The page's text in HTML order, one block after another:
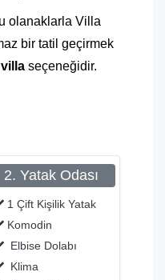
olanaklarla Villa
bir tatil geçirmek
villa seçeneğidir.
2. Yatak Odası
1 Çift Kişilik Yatak
Komodin
Elbise Dolabı
Klima